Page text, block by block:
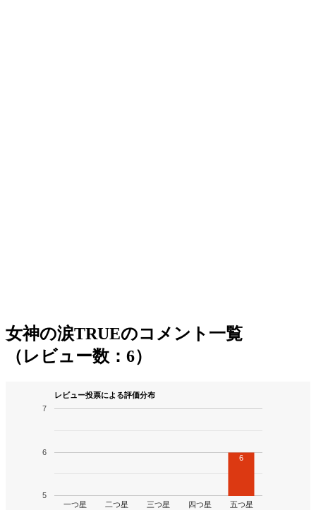
女神の涙TRUEのコメント一覧
（レビュー数：6）
レビュー投票による評価分布
一つ星 二つ星 三つ星 四つ星 五つ星
5
6
7
6